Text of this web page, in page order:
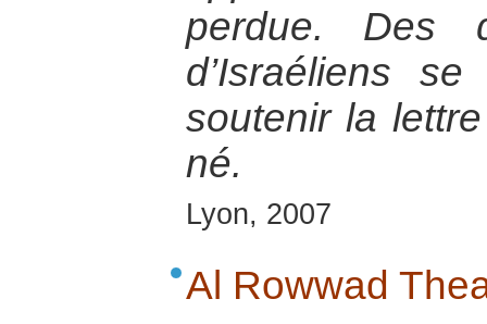
perdue. Des
d’Israéliens
soutenir la
né.
Lyon, 2007
Al Rowwad